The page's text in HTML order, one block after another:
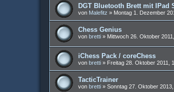
DGT Bluetooth Brett mit IPad
von Malefitz » Montag 1. Dezember
Chess Genius
von bretti » Mittwoch 26. Oktober
iChess Pack / coreChess
von bretti » Freitag 28. Oktober 2011,
TacticTrainer
von bretti » Sonntag 27. Oktober